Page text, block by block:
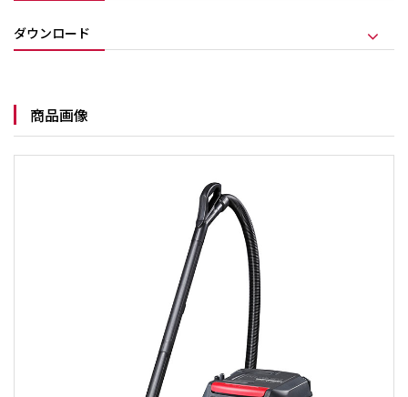
ダウンロード
商品画像